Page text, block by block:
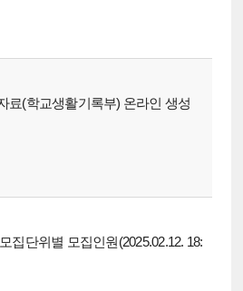
료(학교생활기록부) 온라인 생성
집단위별 모집인원(2025.02.12. 18: